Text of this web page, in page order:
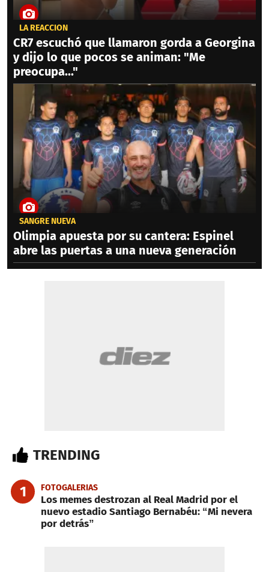
LA REACCIÓN
CR7 escuchó que llamaron gorda a Georgina
y dijo lo que pocos se animan: "Me
preocupa..."
SANGRE NUEVA
Olimpia apuesta por su cantera: Espinel
abre las puertas a una nueva generación
TRENDING
1 FOTOGALERIAS
Los memes destrozan al Real Madrid por el
nuevo estadio Santiago Bernabéu: “Mi nevera
por detrás”